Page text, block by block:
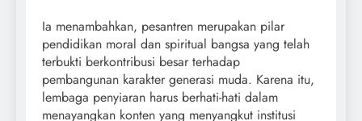
Ia menambahkan, pesantren merupakan pilar
pendidikan moral dan spiritual bangsa yang telah
terbukti berkontribusi besar terhadap
pembangunan karakter generasi muda. Karena itu,
lembaga penyiaran harus berhati-hati dalam
menayangkan konten yang menyangkut institusi